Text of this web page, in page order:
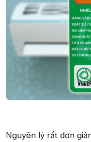
Nguyên lý rất đơn